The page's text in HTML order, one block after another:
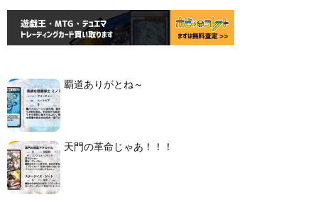
覇道ありがとね～
天門の革命じゃあ！！！